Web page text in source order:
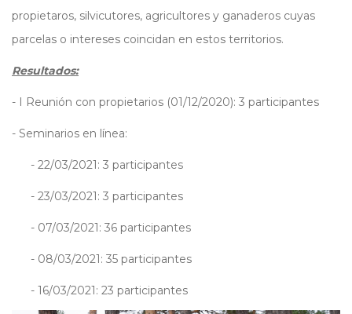
propietaros, silvicutores, agricultores y ganaderos cuyas
parcelas o intereses coincidan en estos territorios.
Resultados:
- I Reunión con propietarios (01/12/2020): 3 participantes
- Seminarios en línea:
- 22/03/2021: 3 participantes
- 23/03/2021: 3 participantes
- 07/03/2021: 36 participantes
- 08/03/2021: 35 participantes
- 16/03/2021: 23 participantes